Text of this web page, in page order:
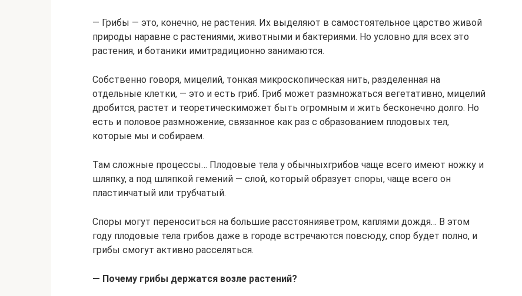
— Грибы — это, конечно, не растения. Их выделяют в самостоятельное царство живой
природы наравне с растениями, животными и бактериями. Но условно для всех это
растения, и ботаники имитрадиционно занимаются.
Собственно говоря, мицелий, тонкая микроскопическая нить, разделенная на
отдельные клетки, — это и есть гриб. Гриб может размножаться вегетативно, мицелий
дробится, растет и теоретическиможет быть огромным и жить бесконечно долго. Но
есть и половое размножение, связанное как раз с образованием плодовых тел,
которые мы и собираем.
Там сложные процессы… Плодовые тела у обычныхгрибов чаще всего имеют ножку и
шляпку, а под шляпкой гемений — слой, который образует споры, чаще всего он
пластинчатый или трубчатый.
Споры могут переноситься на большие расстоянияветром, каплями дождя… В этом
году плодовые тела грибов даже в городе встречаются повсюду, спор будет полно, и
грибы смогут активно расселяться.
— Почему грибы держатся возле растений?